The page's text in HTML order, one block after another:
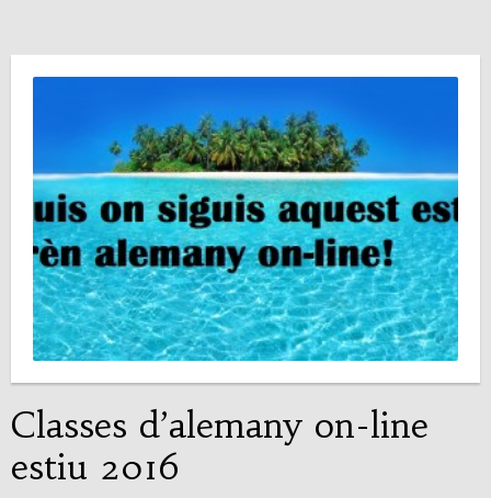
Classes d’alemany on-line
estiu 2016